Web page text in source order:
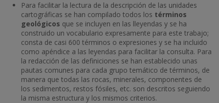
Para facilitar la lectura de la descripción de las unidades
cartográficas se han compilado todos los términos
geológicos que se incluyen en las lleyendas y se ha
construido un vocabulario expresamente para este trabajo;
consta de casi 600 términos o expresiones y se ha incluido
como apéndice a las leyendas para facilitar la consulta. Para
la redacción de las definiciones se han establecido unas
pautas comunes para cada grupo temático de términos, de
manera que todas las rocas, minerales, componentes de
los sedimentos, restos fósiles, etc. son descritos seguiendo
la misma estructura y los mismos criterios.